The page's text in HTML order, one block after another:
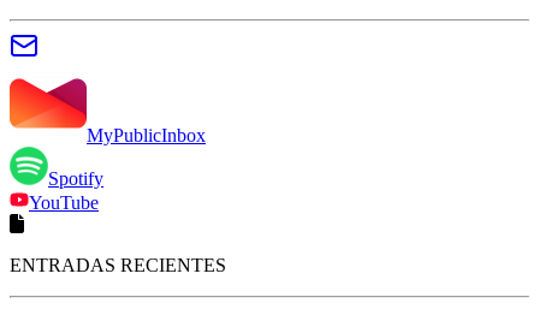
MyPublicInbox
Spotify
YouTube
ENTRADAS RECIENTES